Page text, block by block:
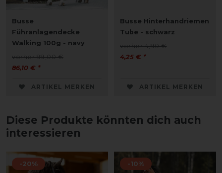
Busse
Führanlagendecke
Walking 100g - navy
vorher 99,00 €
86,10 € *
ARTIKEL MERKEN
Busse Hinterhandriemen
Tube - schwarz
vorher 4,90 €
4,25 € *
ARTIKEL MERKEN
Diese Produkte könnten dich auch
interessieren
-20% -10%